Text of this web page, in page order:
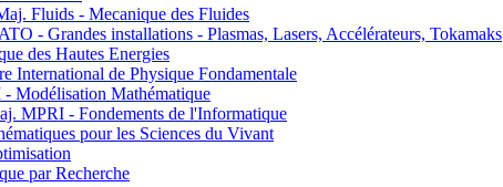
Fluids - Mecanique des Fluides
- Grandes installations - Plasmas, Lasers, Accélérateurs, Tokamaks
des Hautes Energies
International de Physique Fondamentale
Mathématique
MPRI - Fondements de l'Informatique
pour les Sciences du Vivant
par Recherche